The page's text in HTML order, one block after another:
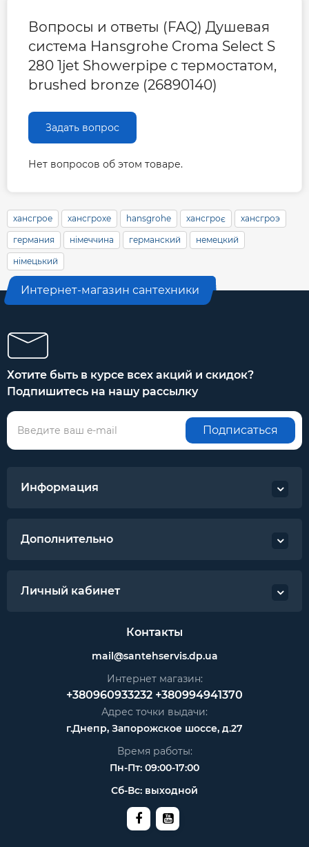
Вопросы и ответы (FAQ) Душевая
система Hansgrohe Croma Select S
280 1jet Showerpipe с термостатом,
brushed bronze (26890140)
Задать вопрос
Нет вопросов об этом товаре.
хансгрое хансгрохе hansgrohe хансгроє хансгроэ
германия німеччина германский немецкий
німецький
Интернет-магазин сантехники
Хотите быть в курсе всех акций и скидок?
Подпишитесь на нашу рассылку
Подписаться
Информация
Дополнительно
Личный кабинет
Контакты
mail@santehservis.dp.ua
Интернет магазин:
+380960933232 +380994941370
Адрес точки выдачи:
г.Днепр, Запорожское шоссе, д.27
Время работы:
Пн-Пт: 09:00-17:00
Сб-Вс: выходной